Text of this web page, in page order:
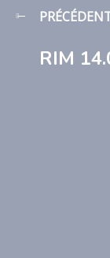
RIM